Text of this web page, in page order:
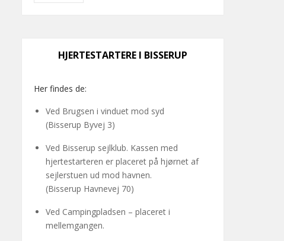
HJERTESTARTERE I BISSERUP
Her findes de:
Ved Brugsen i vinduet mod syd
(Bisserup Byvej 3)
Ved Bisserup sejlklub. Kassen med
hjertestarteren er placeret på hjørnet af
sejlerstuen ud mod havnen.
(Bisserup Havnevej 70)
Ved Campingpladsen – placeret i
mellemgangen.